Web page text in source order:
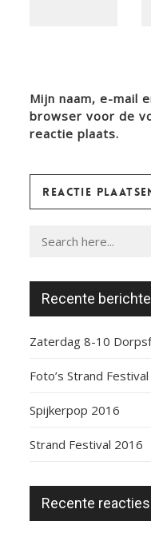
Mijn naam, e-mail
browser voor de
reactie plaats.
Recente
Zaterdag 8-10
Foto’s Strand
Spijkerpop 2016
Strand Festival 2016
Recente reacties